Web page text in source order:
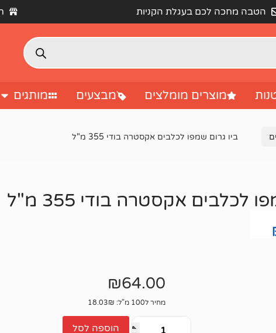
הטבה מחכה לכם בעגלת הקניות
מוצרים מומלצים מבצעים מותגים
ביו גרום שמפו לכלבים אקסטרה בודי 355 מ"ל
לכלבים אקסטרה בודי 355 מ"ל
₪64.00
מחיר ל100 מ"ל: 18.03₪
הוספה לסל